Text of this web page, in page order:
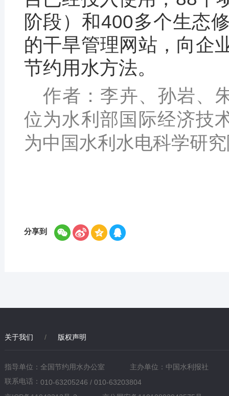
阶段）和400多个生态
的干旱管理网站，向企
节约用水方法。
作者：李卉、孙岩、
位为水利部国际经济技
为中国水利水电科学研
分享到
关于我们 / 版权声明
指导单位：全国节约用水办公室
主办单位：中国水利报社
联系电话： 010-63205246 / 010-63203804